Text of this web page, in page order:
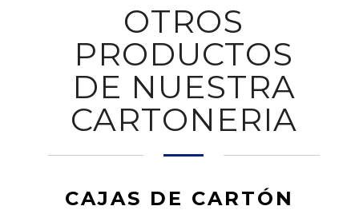
OTROS
PRODUCTOS
DE NUESTRA
CARTONERIA
CAJAS DE CARTÓN